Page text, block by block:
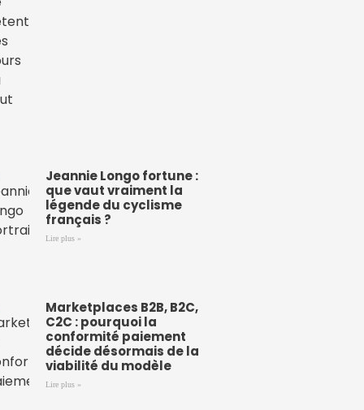
Jeannie Longo fortune :
que vaut vraiment la
légende du cyclisme
français ?
Lire plus »
Marketplaces B2B, B2C,
C2C : pourquoi la
conformité paiement
décide désormais de la
viabilité du modèle
Lire plus »